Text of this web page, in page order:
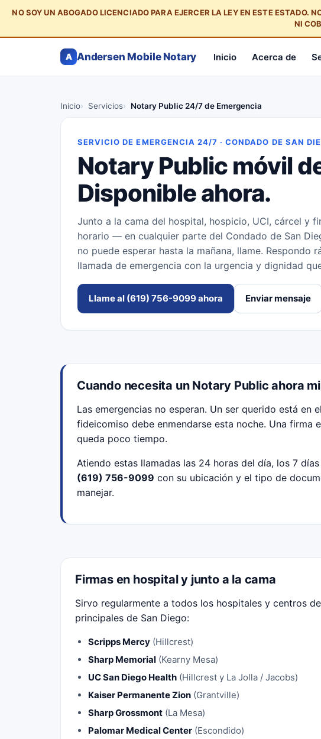
NO SOY UN ABOGADO LICENCIADO PARA EJERCER LA LEY EN ESTE ESTADO.
NI
A Andersen Mobile Notary Inicio Acerca de
Inicio Servicios Notary Public 24/7 de Emergencia
SERVICIO DE EMERGENCIA 24/7 · CONDADO DE SAN
Notary Public móvil
Disponible ahora.
Junto a la cama del hospital, hospicio, UCI, cárcel y
horario — en cualquier parte del Condado de San
no puede esperar hasta la mañana, llame.
llamada de emergencia con la urgencia y dignidad
Llame al (619) 756-9099 ahora Enviar mensaje
Cuando necesita un Notary Public ahora
Las emergencias no esperan. Un ser querido está
fideicomiso debe enmendarse esta noche. Una
queda poco tiempo.
Atiendo estas llamadas las 24 horas del día, los 7
(619) 756-9099 con su ubicación y el tipo de
manejar.
Firmas en hospital y junto a la cama
Sirvo regularmente a todos los hospitales y centros
principales de San Diego:
Scripps Mercy (Hillcrest)
Sharp Memorial (Kearny Mesa)
UC San Diego Health (Hillcrest y La Jolla / Jacobs)
Kaiser Permanente Zion (Grantville)
Sharp Grossmont (La Mesa)
Palomar Medical Center (Escondido)